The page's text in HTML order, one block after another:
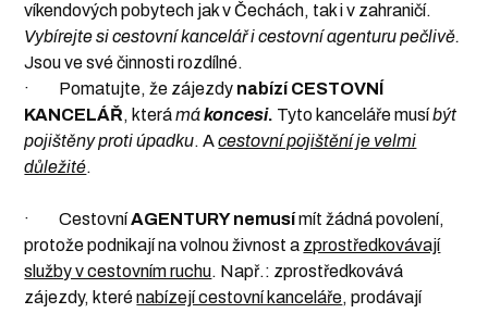
víkendových pobytech jak v Čechách, tak i v zahraničí.
Vybírejte si cestovní kancelář i cestovní agenturu pečlivě.
Jsou ve své činnosti rozdílné.
· Pomatujte, že zájezdy nabízí CESTOVNÍ
KANCELÁŘ, kterámákoncesi. Tyto kanceláře musíbýt
pojištěny proti úpadku. Acestovní pojištění je velmi
důležité.
· CestovníAGENTURY nemusímít žádná povolení,
protože podnikají na volnou živnost a zprostředkovávají
služby v cestovním ruchu. Např.: zprostředkovává
zájezdy, kterénabízejí cestovní kanceláře, prodávají